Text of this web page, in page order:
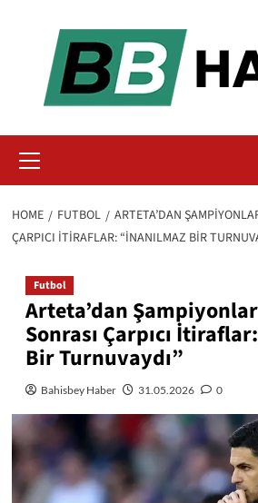
Menu
HOME FUTBOL
ARTETA’DAN
ÇARPICI İTIRAFLAR: “İNANILMAZ BIR
Futbol
Arteta’dan
Sonrası Çarpıcı
Bir Turnuvaydı”
Bahisbey Haber 31.05.2026 0